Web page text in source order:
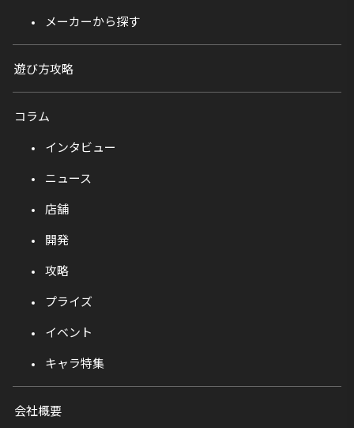
メーカーから探す
遊び方攻略
コラム
インタビュー
ニュース
店舗
開発
攻略
プライズ
イベント
キャラ特集
会社概要